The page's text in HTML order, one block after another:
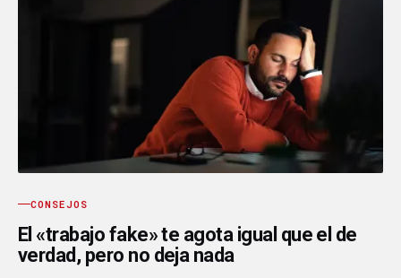
CONSEJOS
El «trabajo fake» te agota igual que el de
verdad, pero no deja nada